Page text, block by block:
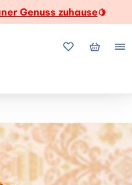
Genuss zuhause🍋
MeineMein